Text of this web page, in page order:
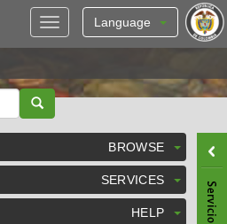
Language
BROWSE
SERVICES
HELP